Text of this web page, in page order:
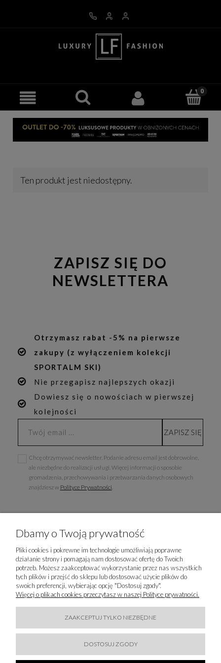
Ten produkt jest niedostępny.
ZAPISZ SIĘ DO
NEWSLETTERA
Otrzymasz rabat -5% na pierwsze
zakupy (z wyłączeniem kolekcji
SPORTALM SKI)
Nie przegapisz najlepszych okazji
Dowiesz się o nowościach w pierwszej
kolejności
ZAPISZ SIĘ
Chcę otrzymywać newsletter. Podanie adresu email jest dobrowolne,
ale niezbędne do realizacji usługi. Więcej informacji o sposobie
gromadzenia, przechowywania i przetwarzania danych osobowych
znajdziesz w Polityce Prywatności
INFORMACJE
POPULARNE KATEGORIE
LUXURY-FASHION.PL
BĄDŹMY W KONTAKCIE
Dbamy o Twoją prywatność
Pliki cookies i pokrewne im technologie umożliwiają poprawne
działanie strony i pomagają nam dostosować ofertę do Twoich
potrzeb. Możesz zaakceptować wykorzystanie przez nas wszystkich
tych plików i przejść do sklepu lub dostosować użycie plików do
swoich preferencji, wybierając opcję "Dostosuj zgody".
Więcej o plikach cookies przeczytasz w naszej Polityce prywatności.
ZAAKCEPTUJ TYLKO NIEZBĘDNE
DOSTOSUJ ZGODY